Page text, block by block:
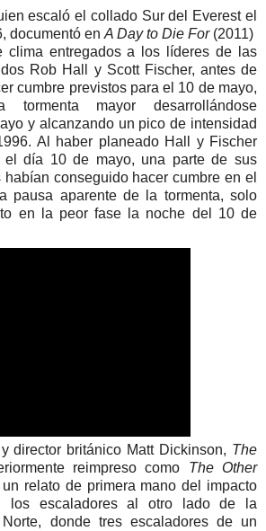
escaló el collado Sur del Everest el
documentó en A Day to Die For(2011)
clima entregados a los líderes de las
Rob Hall y Scott Fischer, antes de
cumbre previstos para el 10 de mayo,
tormenta mayor desarrollándose
y alcanzando un pico de intensidad
Al haber planeado Hall y Fischer
el día 10 de mayo, una parte de sus
conseguido hacer cumbre en el
pausa aparente de la tormenta, solo
en la peor fase la noche del 10 de
director británico Matt Dickinson, The
reimpreso como
The Other
relato de primera mano del impacto
los escaladores al otro lado de la
donde tres escaladores de un